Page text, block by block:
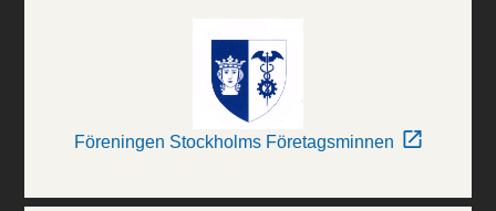
Föreningen Stockholms Företagsminnen